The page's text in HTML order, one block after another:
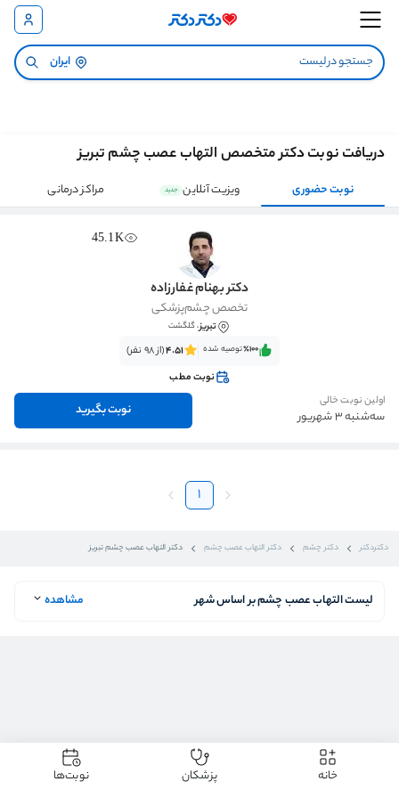
ایران
دکتردکتر دکتر چشم دکتر التهاب عصب چشم دکتر التهاب عصب چشم تبریز
دریافت نوبت دکتر متخصص التهاب عصب چشم تبریز
نوبت حضوری ویزیت آنلاین جدید مراکز درمانی
45.1K
دکتر بهنام غفارزاده
تخصص چشم‌پزشکی
تبریز، گلگشت
٪100‌‌‌توصیه شده 4.51(از 98 نفر)
نوبت مطب
اولین نوبت خالی
سه‌شنبه 3 شهریور نوبت بگیرید
1
لیست التهاب عصب چشم بر اساس شهر مشاهده
خانه پزشکان نوبت‌ها